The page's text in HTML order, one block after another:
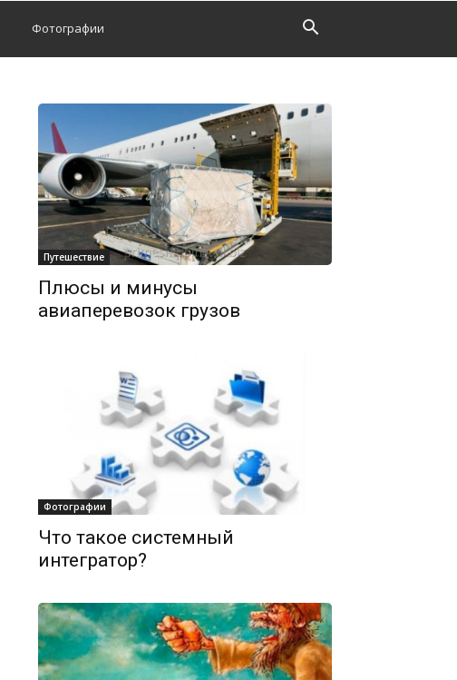
Фотографии
Путешествие
Плюсы и минусы
авиаперевозок грузов
Фотографии
Что такое системный
интегратор?